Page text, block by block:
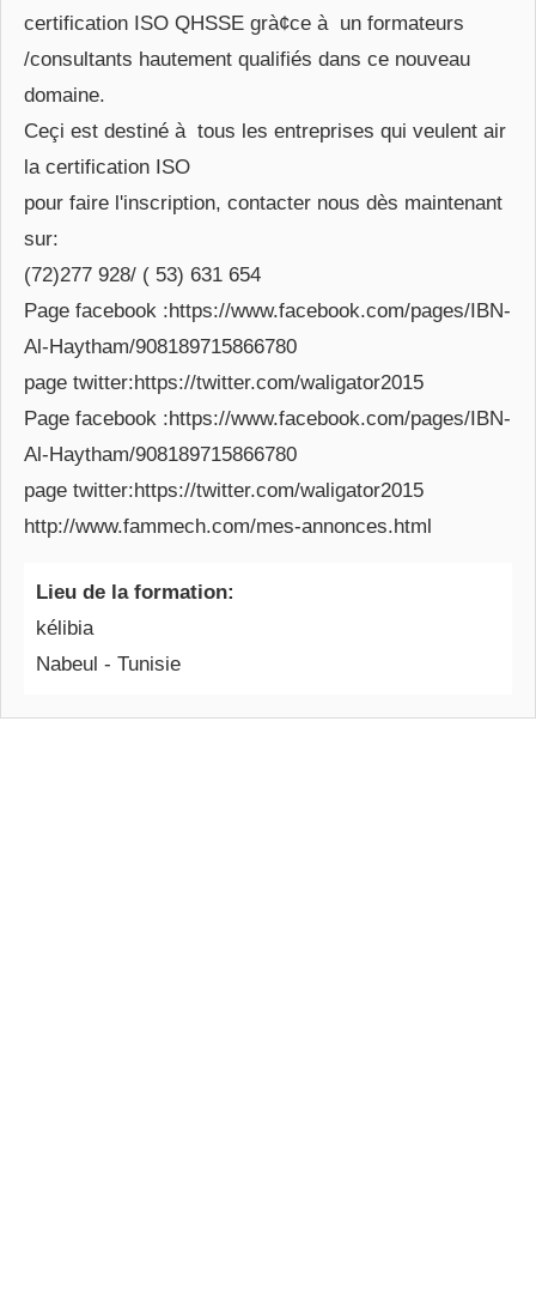
certification ISO QHSSE grà¢ce à un formateurs
/consultants hautement qualifiés dans ce nouveau
domaine.
Ceçi est destiné à tous les entreprises qui veulent air
la certification ISO
pour faire l'inscription, contacter nous dès maintenant
sur:
(72)277 928/ ( 53) 631 654
Page facebook :https://www.facebook.com/pages/IBN-
Al-Haytham/908189715866780
page twitter:https://twitter.com/waligator2015
Page facebook :https://www.facebook.com/pages/IBN-
Al-Haytham/908189715866780
page twitter:https://twitter.com/waligator2015
http://www.fammech.com/mes-annonces.html
Lieu de la formation:
kélibia
Nabeul - Tunisie